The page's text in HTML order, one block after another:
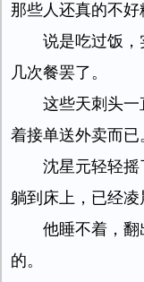
那些人还真的不好
说是吃过饭
几次餐罢了。
这些天刺头
着接单送外卖而已
沈星元轻轻
躺到床上，已经凌
他睡不着，
的。